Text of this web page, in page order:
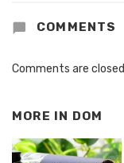
COMMENTS
Comments are
MORE IN DOM